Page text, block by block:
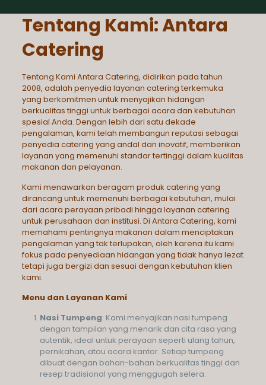
Tentang Kami: Antara
Catering
Tentang Kami Antara Catering, didirikan pada tahun
2008, adalah penyedia layanan catering terkemuka
yang berkomitmen untuk menyajikan hidangan
berkualitas tinggi untuk berbagai acara dan kebutuhan
spesial Anda. Dengan lebih dari satu dekade
pengalaman, kami telah membangun reputasi sebagai
penyedia catering yang andal dan inovatif, memberikan
layanan yang memenuhi standar tertinggi dalam kualitas
makanan dan pelayanan.
Kami menawarkan beragam produk catering yang
dirancang untuk memenuhi berbagai kebutuhan, mulai
dari acara perayaan pribadi hingga layanan catering
untuk perusahaan dan institusi. Di Antara Catering, kami
memahami pentingnya makanan dalam menciptakan
pengalaman yang tak terlupakan, oleh karena itu kami
fokus pada penyediaan hidangan yang tidak hanya lezat
tetapi juga bergizi dan sesuai dengan kebutuhan klien
kami.
Menu dan Layanan Kami
Nasi Tumpeng: Kami menyajikan nasi tumpeng
dengan tampilan yang menarik dan cita rasa yang
autentik, ideal untuk perayaan seperti ulang tahun,
pernikahan, atau acara kantor. Setiap tumpeng
dibuat dengan bahan-bahan berkualitas tinggi dan
resep tradisional yang menggugah selera.